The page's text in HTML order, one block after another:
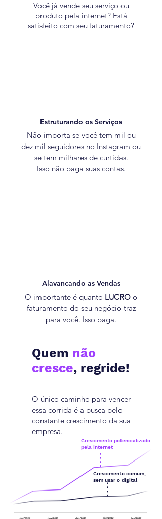
Você já vende seu serviço ou
produto pela internet? Está
satisfeito com seu faturamento?
Estruturando os Serviços
Não importa se você tem mil ou
dez mil seguidores no Instagram ou
se tem milhares de curtidas.
Isso não paga suas contas.
Alavancando as Vendas
O importante é quanto LUCRO o
faturamento do seu negócio traz
para você. Isso paga.
Quem não
cresce, regride!
O único caminho para vencer
essa corrida é a busca pelo
constante crescimento da sua
empresa.
Crescimento comum,
sem usar o digital
Crescimento potencializado
pela internet